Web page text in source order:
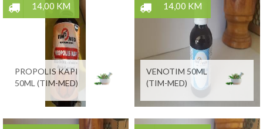
14,00 KM
PROPOLIS KAPI
50ML (TIM-MED)
14,00 KM
VENOTIM 50ML
(TIM-MED)